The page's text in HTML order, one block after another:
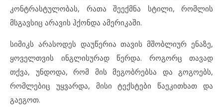
კონტრასტულობას, რათა შეექმნა სტილი, რომლის
მსგავსიც არავის ჰქონდა ამერიკაში.
სიმიკს არასოდეს დაუწერია თავის მშობლიურ ენაზე,
ყოველთვის ინგლისურად წერდა. როგორც თავად
თქვა, უნდოდა, რომ მის მეგობრებსა და გოგოებს,
რომლებიც უყვარდა, მისი ტექსტები წაეკითხათ და
გაეგოთ.